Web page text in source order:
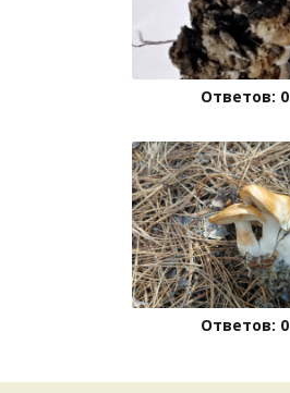
Ответов: 0
Ответов: 0